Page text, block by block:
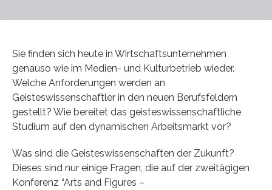
Sie finden sich heute in Wirtschaftsunternehmen
genauso wie im Medien- und Kulturbetrieb wieder.
Welche Anforderungen werden an
Geisteswissenschaftler in den neuen Berufsfeldern
gestellt? Wie bereitet das geisteswissenschaftliche
Studium auf den dynamischen Arbeitsmarkt vor?
Was sind die Geisteswissenschaften der Zukunft?
Dieses sind nur einige Fragen, die auf der zweitägigen
Konferenz “Arts and Figures –